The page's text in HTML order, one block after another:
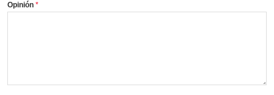
Opinión